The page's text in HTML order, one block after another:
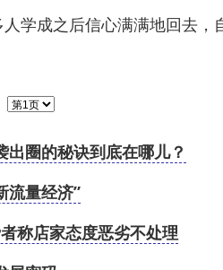
学成之后信心满满地回去，
圈的秘诀到底在哪儿？
流量经济”
称店家态度恶劣不处理